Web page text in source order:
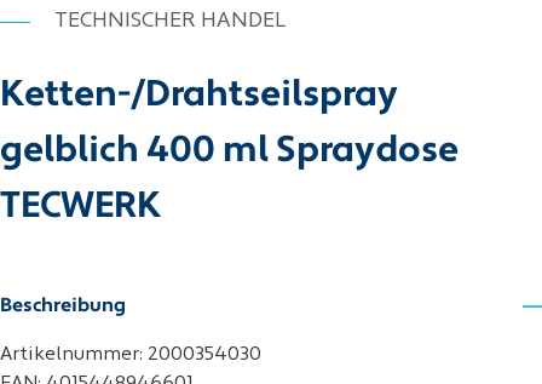
TECHNISCHER HANDEL
Ketten-/Drahtseilspray
gelblich 400 ml Spraydose
TECWERK
Beschreibung
Artikelnummer: 2000354030